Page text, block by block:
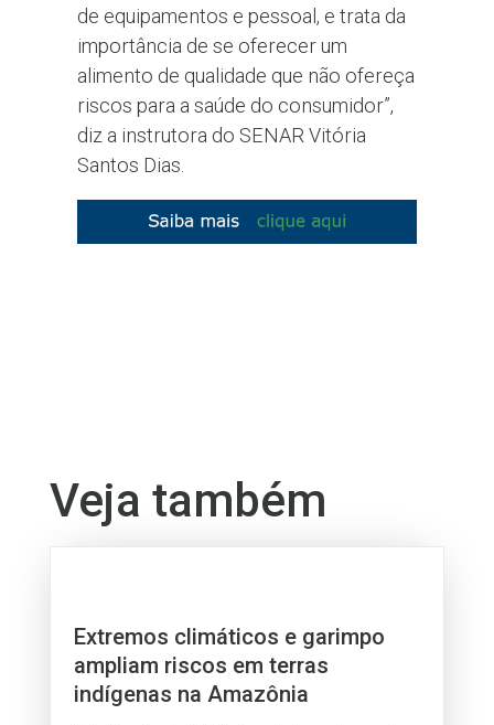
de equipamentos e pessoal, e trata da
importância de se oferecer um
alimento de qualidade que não ofereça
riscos para a saúde do consumidor”,
diz a instrutora do SENAR Vitória
Santos Dias.
Veja também
Extremos climáticos e garimpo
ampliam riscos em terras
indígenas na Amazônia